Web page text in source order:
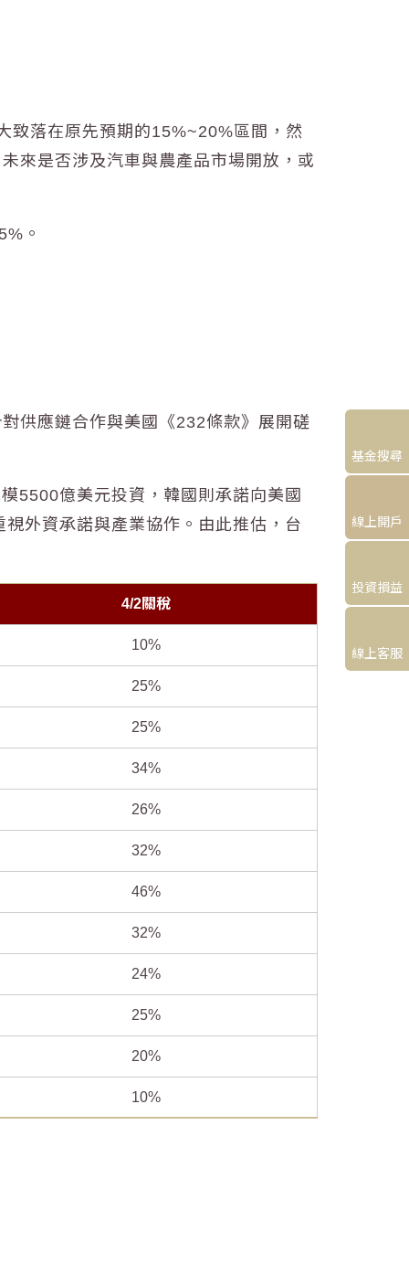
致落在原先預期的15%~20%區間，然
來是否涉及汽車與農產品市場開放，或
。
供應鏈合作與美國《232條款》展開磋
5500億美元投資，韓國則承諾向美國
外資承諾與產業協作。由此推估，台
4/2關稅
10%
25%
25%
34%
26%
32%
46%
32%
24%
25%
20%
10%
基金搜尋
線上開戶
投資損益
線上客服